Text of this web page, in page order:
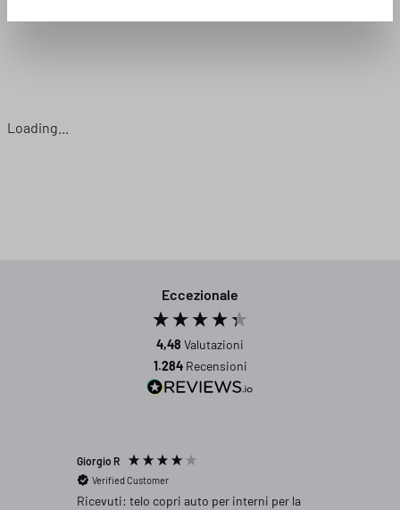
Loading...
Eccezionale
4,48 Valutazioni
1.284 Recensioni
Giorgio R
Verified Customer
Ricevuti: telo copri auto per interni per la